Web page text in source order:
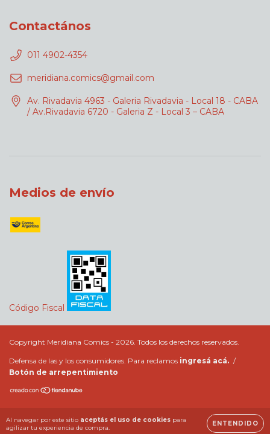
Al navegar por este sitio aceptás el uso de cookies para
agilizar tu experiencia de compra.
ENTENDIDO
Contactános
011 4902-4354
meridiana.comics@gmail.com
Av. Rivadavia 4963 - Galeria Rivadavia - Local 18 - CABA
/ Av.Rivadavia 6720 - Galeria Z - Local 3 – CABA
Medios de envío
Código Fiscal
Copyright Meridiana Comics - 2026. Todos los derechos reservados.
Defensa de las y los consumidores. Para reclamos ingresá acá. /
Botón de arrepentimiento